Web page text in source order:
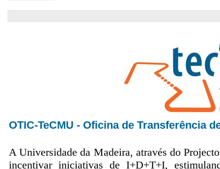
OTIC-TeCMU - Oficina de Transferência
A Universidade da Madeira, através do
incentivar iniciativas de I+D+T+I,